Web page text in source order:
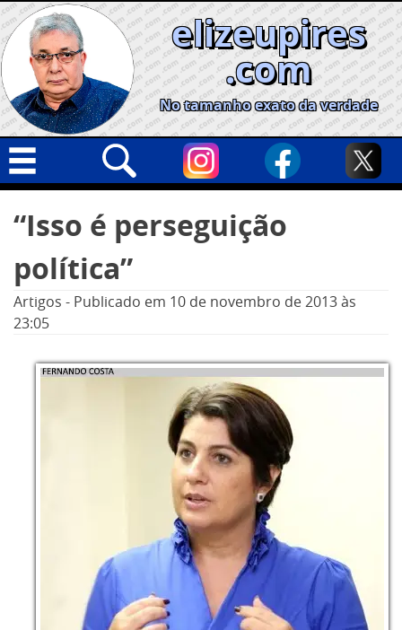
Skip
to
content
elizeupires
.com
No tamanho exato da verdade
Geral
Cidades
Política
Nacional
Opinião
por:
“Isso é perseguição
política”
Artigos - Publicado em 10 de novembro de 2013às
23:05